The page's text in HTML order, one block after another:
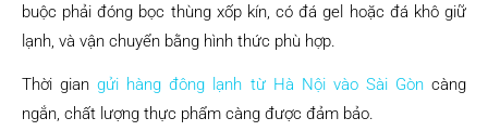
buộc phải đóng bọc thùng xốp kín, có đá gel hoặc đá khô giữ
lạnh, và vận chuyển bằng hình thức phù hợp.
Thời giangửi hàng đông lạnh từ Hà Nội vào Sài Gòncàng
ngắn, chất lượng thực phẩm càng được đảm bảo.